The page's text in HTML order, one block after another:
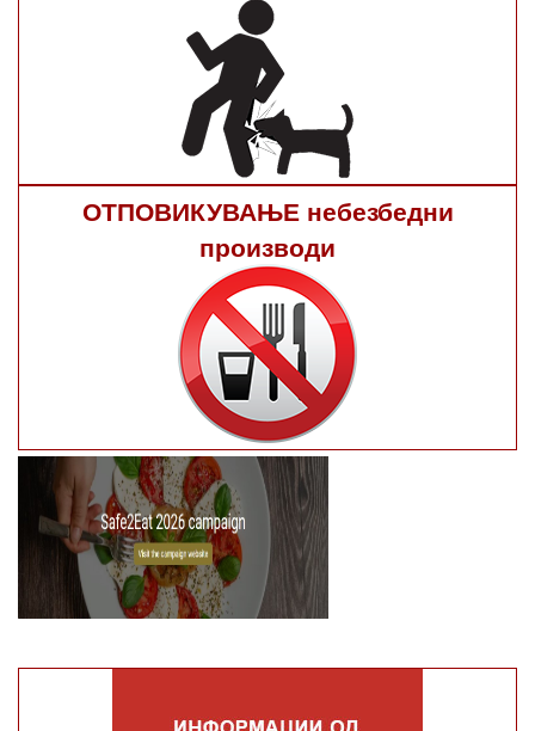
ОТПОВИКУВАЊЕ небезбедни
производи